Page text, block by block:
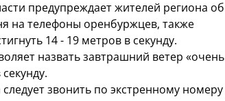
предупреждает жителей региона об
на телефоны оренбуржцев, также
14 - 19 метров в секунду.
назвать завтрашний ветер «очень
звонить по экстренному номеру